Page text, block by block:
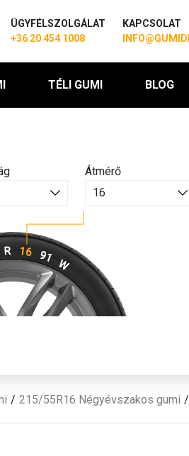
ÜGYFÉLSZOLGÁLAT
+36 20 454 1008
KAPCSOLAT
TÉLI GUMI BLOG
Átmérő
215/55R16 Négyévszakos gumi